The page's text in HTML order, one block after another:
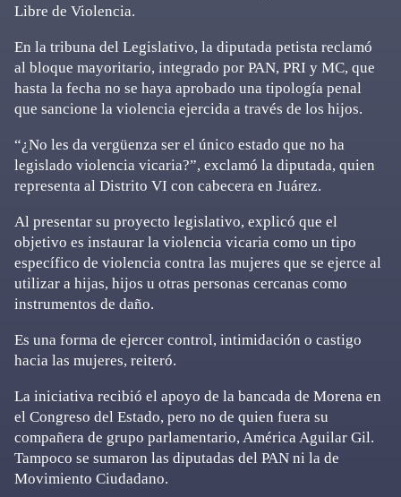
Libre de Violencia.
En la tribuna del Legislativo, la diputada petista reclamó
al bloque mayoritario, integrado por PAN, PRI y MC, que
hasta la fecha no se haya aprobado una tipología penal
que sancione la violencia ejercida a través de los hijos.
“¿No les da vergüenza ser el único estado que no ha
legislado violencia vicaria?”, exclamó la diputada, quien
representa al Distrito VI con cabecera en Juárez.
Al presentar su proyecto legislativo, explicó que el
objetivo es instaurar la violencia vicaria como un tipo
específico de violencia contra las mujeres que se ejerce al
utilizar a hijas, hijos u otras personas cercanas como
instrumentos de daño.
Es una forma de ejercer control, intimidación o castigo
hacia las mujeres, reiteró.
La iniciativa recibió el apoyo de la bancada de Morena en
el Congreso del Estado, pero no de quien fuera su
compañera de grupo parlamentario, América Aguilar Gil.
Tampoco se sumaron las diputadas del PAN ni la de
Movimiento Ciudadano.